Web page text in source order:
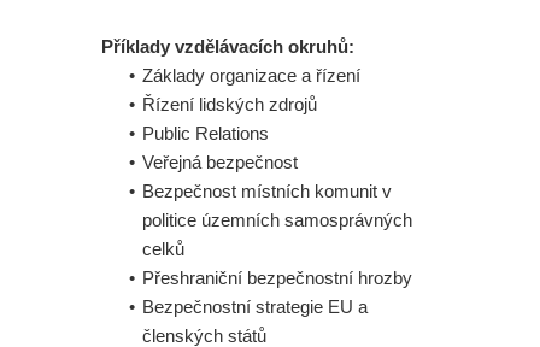
Příklady vzdělávacích okruhů:
Základy organizace a řízení
Řízení lidských zdrojů
Public Relations
Veřejná bezpečnost
Bezpečnost místních komunit v
politice územních samosprávných
celků
Přeshraniční bezpečnostní hrozby
Bezpečnostní strategie EU a
členských států